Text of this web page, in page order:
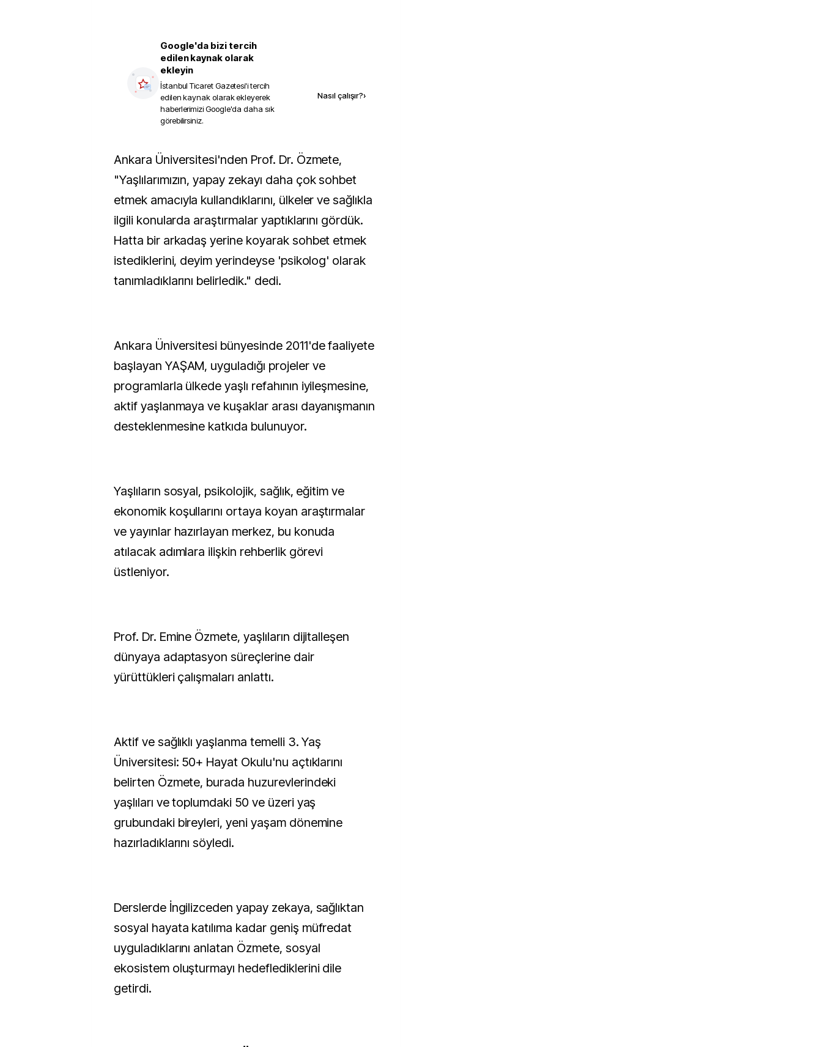
Google'da bizi tercih
edilen kaynak olarak
ekleyin
İstanbul Ticaret Gazetesi'i tercih
edilen kaynak olarak ekleyerek
haberlerimizi Google'da daha sık
görebilirsiniz.
Nasıl çalışır?›
Ankara Üniversitesi'nden Prof. Dr. Özmete,
"Yaşlılarımızın, yapay zekayı daha çok sohbet
etmek amacıyla kullandıklarını, ülkeler ve sağlıkla
ilgili konularda araştırmalar yaptıklarını gördük.
Hatta bir arkadaş yerine koyarak sohbet etmek
istediklerini, deyim yerindeyse 'psikolog' olarak
tanımladıklarını belirledik." dedi.
Ankara Üniversitesi bünyesinde 2011'de faaliyete
başlayan YAŞAM, uyguladığı projeler ve
programlarla ülkede yaşlı refahının iyileşmesine,
aktif yaşlanmaya ve kuşaklar arası dayanışmanın
desteklenmesine katkıda bulunuyor.
Yaşlıların sosyal, psikolojik, sağlık, eğitim ve
ekonomik koşullarını ortaya koyan araştırmalar
ve yayınlar hazırlayan merkez, bu konuda
atılacak adımlara ilişkin rehberlik görevi
üstleniyor.
Prof. Dr. Emine Özmete, yaşlıların dijitalleşen
dünyaya adaptasyon süreçlerine dair
yürüttükleri çalışmaları anlattı.
Aktif ve sağlıklı yaşlanma temelli 3. Yaş
Üniversitesi: 50+ Hayat Okulu'nu açtıklarını
belirten Özmete, burada huzurevlerindeki
yaşlıları ve toplumdaki 50 ve üzeri yaş
grubundaki bireyleri, yeni yaşam dönemine
hazırladıklarını söyledi.
Derslerde İngilizceden yapay zekaya, sağlıktan
sosyal hayata katılıma kadar geniş müfredat
uyguladıklarını anlatan Özmete, sosyal
ekosistem oluşturmayı hedeflediklerini dile
getirdi.